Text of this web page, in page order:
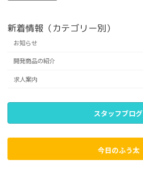
新着情報（カテゴリー別）
お知らせ
開発商品の紹介
求人案内
スタッフブログ
今日のふう太